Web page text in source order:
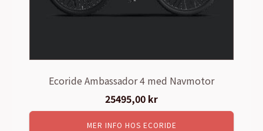
Ecoride Ambassador 4 med Navmotor
25495,00 kr
MER INFO HOS ECORIDE